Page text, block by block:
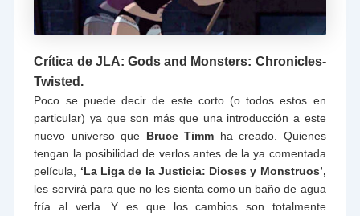
Crítica de JLA: Gods and Monsters: Chronicles-
Twisted.
Poco se puede decir de este corto (o todos estos en
particular) ya que son más que una introducción a este
nuevo universo que Bruce Timm ha creado. Quienes
tengan la posibilidad de verlos antes de la ya comentada
película,
‘La Liga de la Justicia: Dioses y Monstruos’,
les servirá para que no les sienta como un baño de agua
fría al verla. Y es que los cambios son totalmente